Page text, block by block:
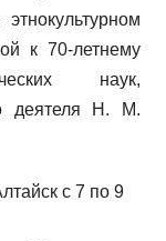
к 70-летнему
наук,
деятеля Н. М.
с 7 по 9